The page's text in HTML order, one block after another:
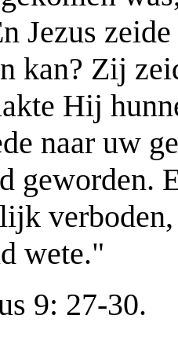
Jezus
kan? Zij
Hij
naar uw
geworden.
wete."
9: 27-30.